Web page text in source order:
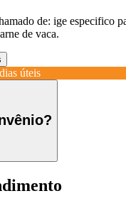
de: ige especifico
de vaca.
úteis